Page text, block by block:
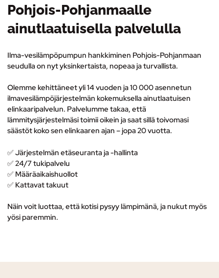
Pohjois-Pohjanmaalle
ainutlaatuisella palvelulla
Ilma-vesilämpöpumpun hankkiminen Pohjois-Pohjanmaan
seudulla on nyt yksinkertaista, nopeaa ja turvallista.
Olemme kehittäneet yli 14 vuoden ja 10 000 asennetun
ilmavesilämpöjärjestelmän kokemuksella ainutlaatuisen
elinkaaripalvelun. Palvelumme takaa, että
lämmitysjärjestelmäsi toimii oikein ja saat sillä toivomasi
säästöt koko sen elinkaaren ajan – jopa 20 vuotta.
✅ Järjestelmän etäseuranta ja -hallinta
✅24/7 tukipalvelu
✅ Määräaikaishuollot
✅ Kattavat takuut
Näin voit luottaa, että kotisi pysyy lämpimänä, ja nukut myös
yösi paremmin.